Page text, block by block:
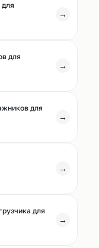
для
→
для
→
для
→
→
для
→